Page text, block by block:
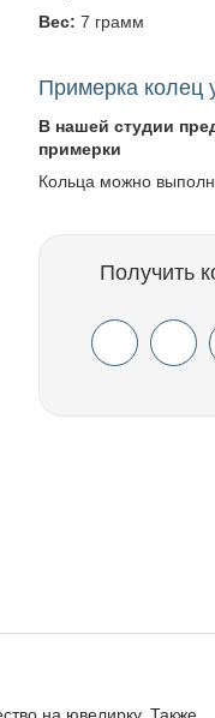
Вес: 7 грамм
Примерка колец
В нашей студии
примерки
Кольца можно
Получить